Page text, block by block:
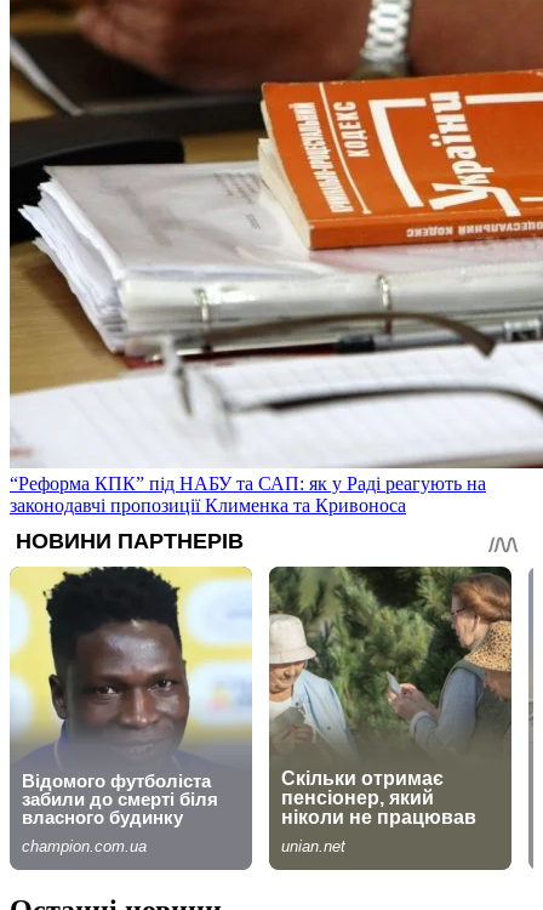
“Реформа КПК” під НАБУ та САП: як у Раді реагують на
законодавчі пропозиції Клименка та Кривоноса